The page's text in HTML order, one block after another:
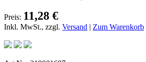
Preis: 11,28 €
Inkl. MwSt., zzgl. Versand | Zum Warenkorb